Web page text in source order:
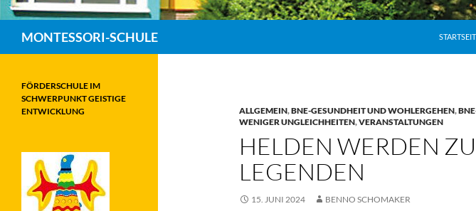
MONTESSORI-SCHULE
ALLGEMEIN,BNE-GESUNDHEIT UND WOHLERGEHEN,
WENIGER UNGLEICHHEITEN,VERANSTALTUNGEN
HELDEN WERDEN ZU
LEGENDEN
15. JUNI 2024 BENNO SCHOMAKER
FÖRDERSCHULE IM
SCHWERPUNKT GEISTIGE
ENTWICKLUNG